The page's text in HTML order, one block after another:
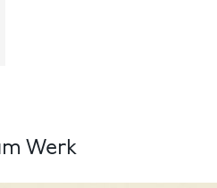
Werk